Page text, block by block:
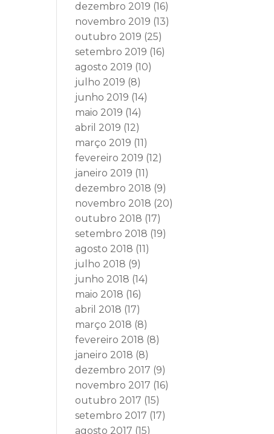
dezembro 2019 (16)
novembro 2019 (13)
outubro 2019 (25)
setembro 2019 (16)
agosto 2019 (10)
julho 2019 (8)
junho 2019 (14)
maio 2019 (14)
abril 2019 (12)
março 2019 (11)
fevereiro 2019 (12)
janeiro 2019 (11)
dezembro 2018 (9)
novembro 2018 (20)
outubro 2018 (17)
setembro 2018 (19)
agosto 2018 (11)
julho 2018 (9)
junho 2018 (14)
maio 2018 (16)
abril 2018 (17)
março 2018 (8)
fevereiro 2018 (8)
janeiro 2018 (8)
dezembro 2017 (9)
novembro 2017 (16)
outubro 2017 (15)
setembro 2017 (17)
agosto 2017 (15)